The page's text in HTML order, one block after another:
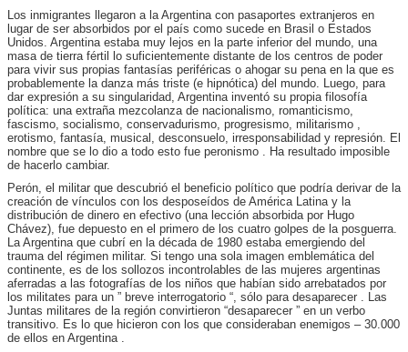
Los inmigrantes llegaron a la Argentina con pasaportes extranjeros en
lugar de ser absorbidos por el país como sucede en Brasil o Estados
Unidos. Argentina estaba muy lejos en la parte inferior del mundo, una
masa de tierra fértil lo suficientemente distante de los centros de poder
para vivir sus propias fantasías periféricas o ahogar su pena en la que es
probablemente la danza más triste (e hipnótica) del mundo. Luego, para
dar expresión a su singularidad, Argentina inventó su propia filosofía
política: una extraña mezcolanza de nacionalismo, romanticismo,
fascismo, socialismo, conservadurismo, progresismo, militarismo ,
erotismo, fantasía, musical, desconsuelo, irresponsabilidad y represión. El
nombre que se lo dio a todo esto fue peronismo . Ha resultado imposible
de hacerlo cambiar.
Perón, el militar que descubrió el beneficio político que podría derivar de la
creación de vínculos con los desposeídos de América Latina y la
distribución de dinero en efectivo (una lección absorbida por Hugo
Chávez), fue depuesto en el primero de los cuatro golpes de la posguerra.
La Argentina que cubrí en la década de 1980 estaba emergiendo del
trauma del régimen militar. Si tengo una sola imagen emblemática del
continente, es de los sollozos incontrolables de las mujeres argentinas
aferradas a las fotografías de los niños que habían sido arrebatados por
los militates para un ” breve interrogatorio “, sólo para desaparecer . Las
Juntas militares de la región convirtieron “desaparecer ” en un verbo
transitivo. Es lo que hicieron con los que consideraban enemigos – 30.000
de ellos en Argentina .